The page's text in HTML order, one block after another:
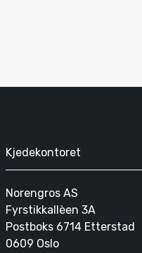
Kjedekontoret
Norengros AS
Fyrstikkallèen 3A
Postboks 6714 Etterstad
0609 Oslo